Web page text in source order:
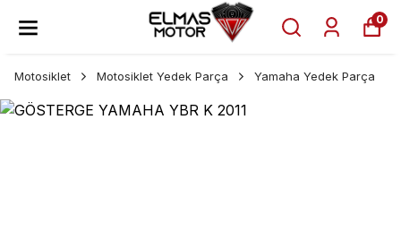
0
Motosiklet Motosiklet Yedek Parça Yamaha Yedek Parça